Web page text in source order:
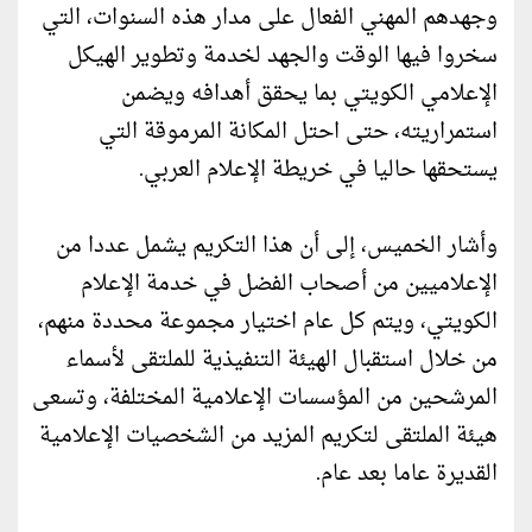
وجهدهم المهني الفعال على مدار هذه السنوات، التي
سخروا فيها الوقت والجهد لخدمة وتطوير الهيكل
الإعلامي الكويتي بما يحقق أهدافه ويضمن
استمراريته، حتى احتل المكانة المرموقة التي
يستحقها حاليا في خريطة الإعلام العربي.
وأشار الخميس، إلى أن هذا التكريم يشمل عددا من
الإعلاميين من أصحاب الفضل في خدمة الإعلام
الكويتي، ويتم كل عام اختيار مجموعة محددة منهم،
من خلال استقبال الهيئة التنفيذية للملتقى لأسماء
المرشحين من المؤسسات الإعلامية المختلفة، وتسعى
هيئة الملتقى لتكريم المزيد من الشخصيات الإعلامية
القديرة عاما بعد عام.